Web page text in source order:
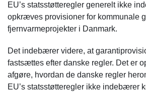
EU’s statsstøtteregler generelt ikke
opkræves provisioner for kommunale
fjernvarmeprojekter i Danmark.
Det indebærer videre, at
fastsættes efter danske regler. Det er
afgøre, hvordan de danske regler
EU’s statsstøtteregler ikke indebærer